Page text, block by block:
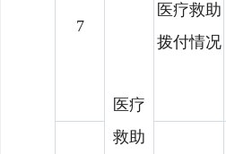
7
医疗
救助
医疗救助
拨付情况